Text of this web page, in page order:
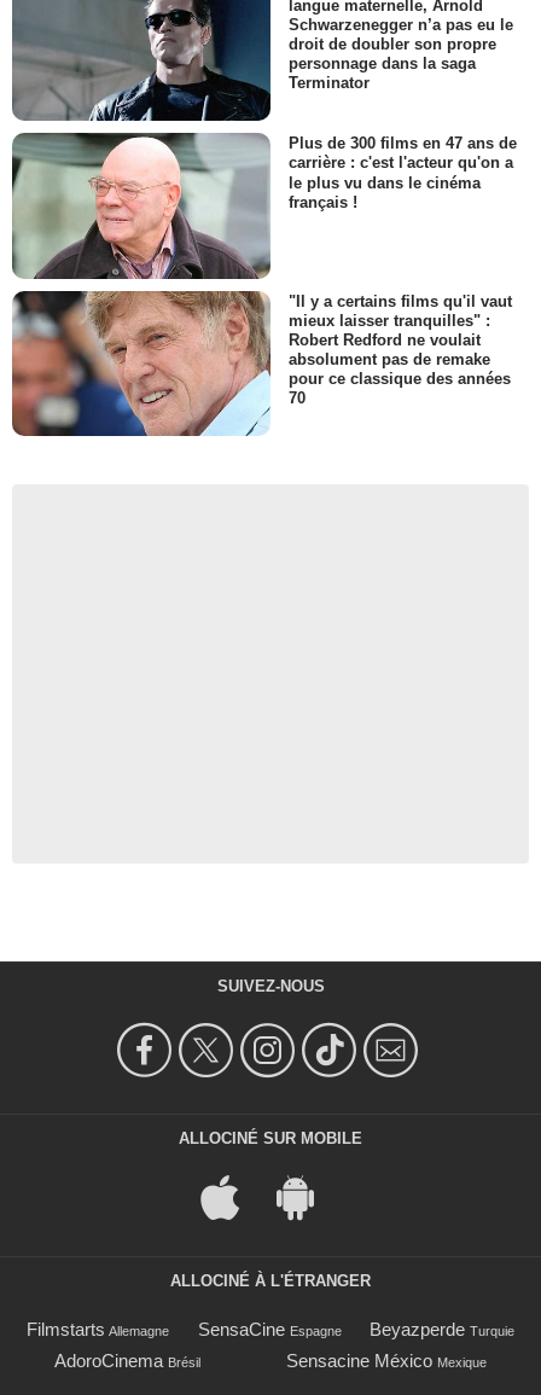
langue maternelle, Arnold
Schwarzenegger n’a pas eu le
droit de doubler son propre
personnage dans la saga
Terminator
Plus de 300 films en 47 ans de
carrière : c'est l'acteur qu'on a
le plus vu dans le cinéma
français !
"Il y a certains films qu'il vaut
mieux laisser tranquilles" :
Robert Redford ne voulait
absolument pas de remake
pour ce classique des années
70
SUIVEZ-NOUS
ALLOCINÉ SUR MOBILE
ALLOCINÉ À L'ÉTRANGER
Filmstarts Allemagne SensaCine Espagne Beyazperde Turquie
AdoroCinema Brésil Sensacine México Mexique